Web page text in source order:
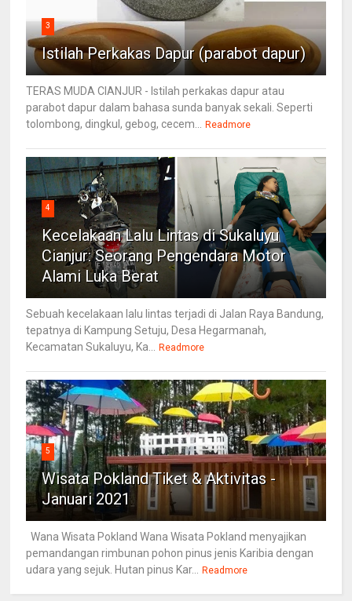
3
Istilah Perkakas Dapur (parabot dapur)
TERAS MUDA CIANJUR - Istilah perkakas dapur atau
parabot dapur dalam bahasa sunda banyak sekali. Seperti
tolombong, dingkul, gebog, cecem... Readmore
4
Kecelakaan Lalu Lintas di Sukaluyu
Cianjur: Seorang Pengendara Motor
Alami Luka Berat
Sebuah kecelakaan lalu lintas terjadi di Jalan Raya Bandung,
tepatnya di Kampung Setuju, Desa Hegarmanah,
Kecamatan Sukaluyu, Ka... Readmore
5
Wisata Pokland Tiket & Aktivitas -
Januari 2021
Wana Wisata Pokland Wana Wisata Pokland menyajikan
pemandangan rimbunan pohon pinus jenis Karibia dengan
udara yang sejuk. Hutan pinus Kar... Readmore